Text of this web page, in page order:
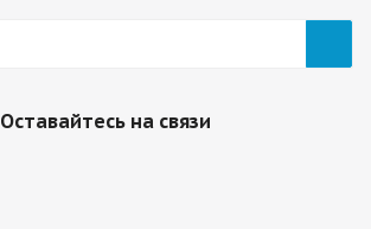
Оставайтесь на связи